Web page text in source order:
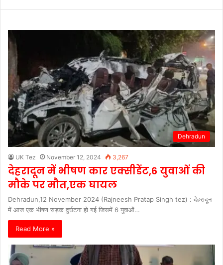
Dehradun
UK Tez November 12, 2024 3,267
देहरादून में भीषण कार एक्सीडेंट,6 युवाओं की
मौके पर मौत,एक घायल
Dehradun,12 November 2024 (Rajneesh Pratap Singh tez) : देहरादून
में आज एक भीषण सड़क दुर्घटना हो गई जिसमें 6 युवाओं…
Read More »